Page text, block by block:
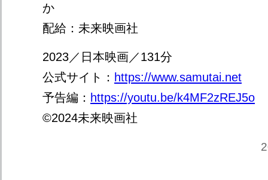
か
配給：未来映画社
2023／日本映画／131分
公式サイト： https://www.samutai.net
予告編： https://youtu.be/k4MF2zREJ5o
©2024未来映画社